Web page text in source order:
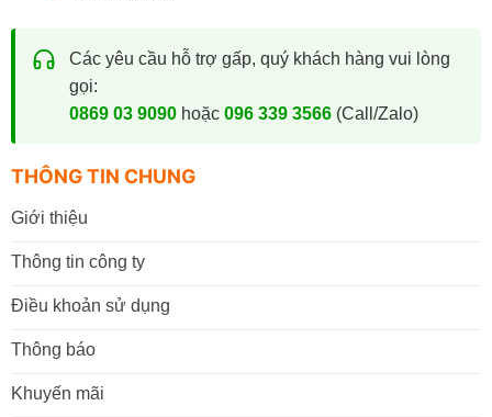
Các yêu cầu hỗ trợ gấp, quý khách hàng vui lòng
gọi:
0869 03 9090hoặc 096 339 3566(Call/Zalo)
THÔNG TIN CHUNG
Giới thiệu
Thông tin công ty
Điều khoản sử dụng
Thông báo
Khuyến mãi